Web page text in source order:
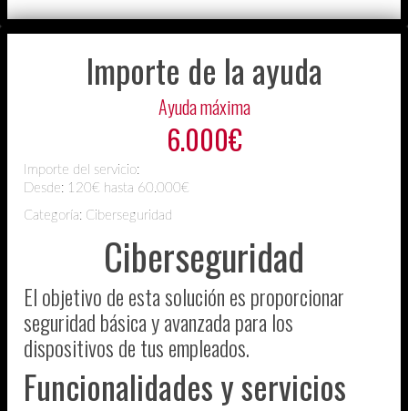
Importe de la ayuda
Ayuda máxima
6.000€
Importe del servicio:
Desde: 120€ hasta 60.000€
Categoría: Ciberseguridad
Ciberseguridad
El objetivo de esta solución es proporcionar
seguridad básica y avanzada para los
dispositivos de tus empleados.
Funcionalidades y servicios